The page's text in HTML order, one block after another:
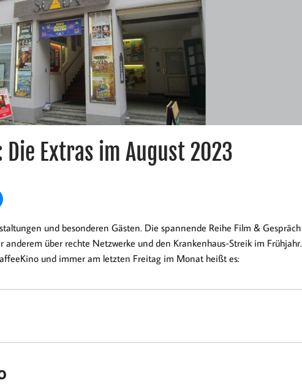
Die Extras im August 2023
und besonderen Gästen. Die spannende Reihe Film & Gespräch
über rechte Netzwerke und den Krankenhaus-Streik im Frühjahr.
und immer am letzten Freitag im Monat heißt es: